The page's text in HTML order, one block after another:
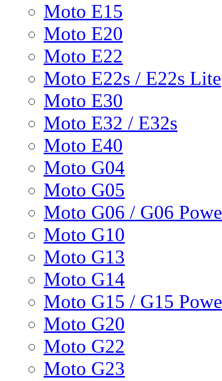
Moto E15
Moto E20
Moto E22
Moto E22s / E22s Lite
Moto E30
Moto E32 / E32s
Moto E40
Moto G04
Moto G05
Moto G06 / G06
Moto G10
Moto G13
Moto G14
Moto G15 / G15
Moto G20
Moto G22
Moto G23